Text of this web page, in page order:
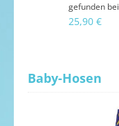
gefunden bei
25,90 €
Baby-Hosen